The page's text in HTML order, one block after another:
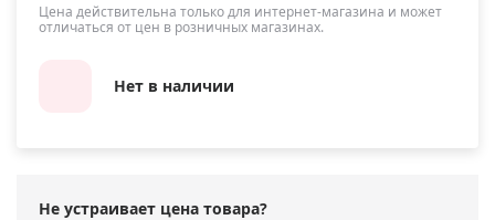
Цена действительна только для интернет-магазина и может
отличаться от цен в розничных магазинах.
Нет в наличии
Не устраивает цена товара?